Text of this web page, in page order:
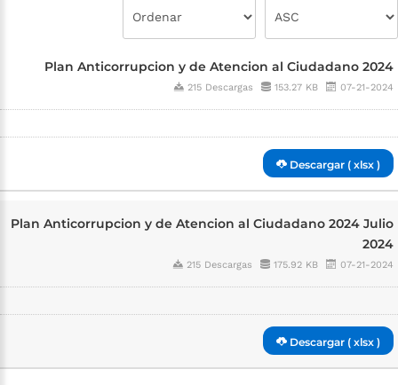
Plan Anticorrupcion y de Atencion al Ciudadano 2024
215 Descargas 153.27 KB 07-21-2024
Descargar ( xlsx )
Plan Anticorrupcion y de Atencion al Ciudadano 2024 Julio
2024
215 Descargas 175.92 KB 07-21-2024
Descargar ( xlsx )